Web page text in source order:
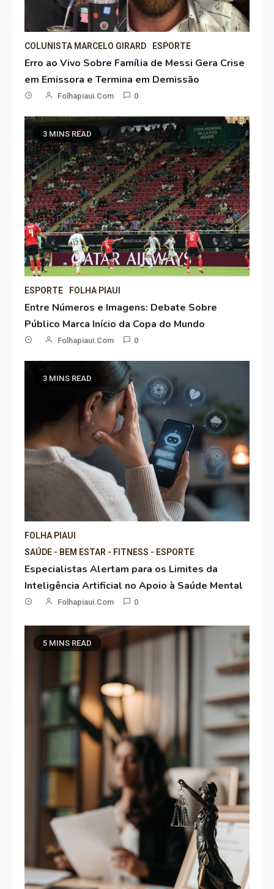
COLUNISTA MARCELO GIRARD ESPORTE
Erro ao Vivo Sobre Família de Messi Gera Crise
em Emissora e Termina em Demissão
Folhapiaui.com 0
3 MINS READ
ESPORTE FOLHA PIAUI
Entre Números e Imagens: Debate Sobre
Público Marca Início da Copa do Mundo
Folhapiaui.com 0
3 MINS READ
FOLHA PIAUI
SAÚDE - BEM ESTAR - FITNESS - ESPORTE
Especialistas Alertam para os Limites da
Inteligência Artificial no Apoio à Saúde Mental
Folhapiaui.com 0
5 MINS READ